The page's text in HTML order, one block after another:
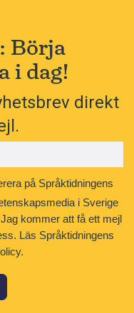
Börja
i dag!
direkt
på Språktidningens
i Sverige
kommer att få ett mejl
Läs Språktidningens